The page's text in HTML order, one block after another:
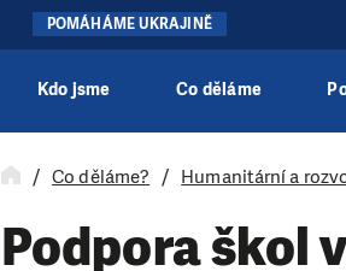
POMÁHÁME UKRAJINĚ
Kdo jsme Co děláme
Co děláme? Humanitární a
Podpora škol